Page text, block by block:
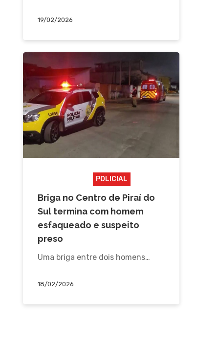
19/02/2026
POLICIAL
Briga no Centro de Piraí do
Sul termina com homem
esfaqueado e suspeito
preso
Uma briga entre dois homens…
18/02/2026